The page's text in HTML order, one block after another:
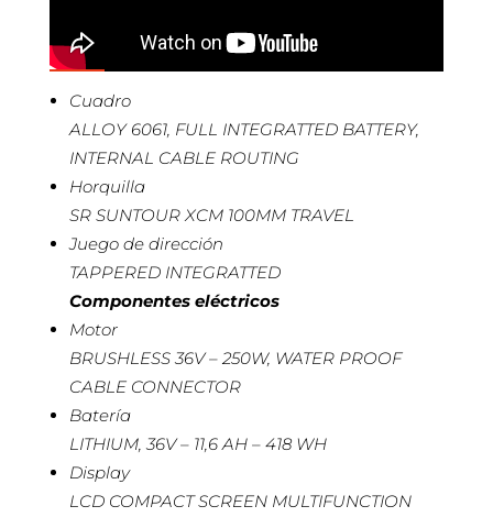
Cuadro
ALLOY 6061, FULL INTEGRATTED BATTERY,
INTERNAL CABLE ROUTING
Horquilla
SR SUNTOUR XCM 100MM TRAVEL
Juego de dirección
TAPPERED INTEGRATTED
Componentes eléctricos
Motor
BRUSHLESS 36V – 250W, WATER PROOF
CABLE CONNECTOR
Batería
LITHIUM, 36V – 11,6 AH – 418 WH
Display
LCD COMPACT SCREEN MULTIFUNCTION